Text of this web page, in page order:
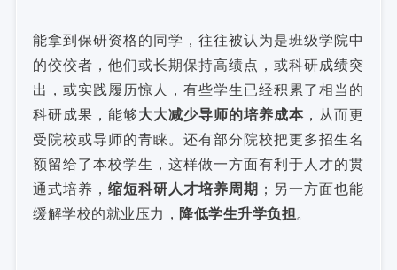
能拿到保研资格的同学，往往被认为是班级学院中
的佼佼者，他们或长期保持高绩点，或科研成绩突
出，或实践履历惊人，有些学生已经积累了相当的
科研成果，能够大大减少导师的培养成本 ，从而更
受院校或导师的青睐。还有部分院校把更多招生名
额留给了本校学生，这样做一方面有利于人才的贯
通式培养，缩短科研人才培养周期 ；另一方面也能
缓解学校的就业压力， 降低学生升学负担。